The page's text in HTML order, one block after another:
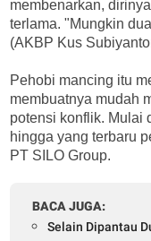
membenarkan,
terlama. "Mungkin
(AKBP Kus
Pehobi mancing itu
membuatnya mudah
potensi konflik. Mulai
hingga yang terbaru
PT SILO Group.
BACA JUGA:
Selain Dipantau